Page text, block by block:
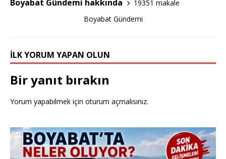
k
Boyabat Gündemi hakkında
19351 makale
Boyabat Gündemi
İLK YORUM YAPAN OLUN
Bir yanıt bırakın
Yorum yapabilmek için oturum açmalısınız.